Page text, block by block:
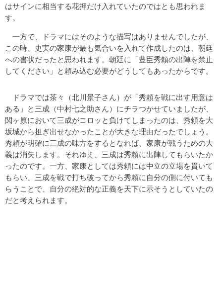
はサインに相当する花押だけ入れていたのではとも思われま
す。
一方で、ドラマにはそのような描写はありませんでしたが、
この時、史実の家康が最も気合いを入れて作成したのは、朝廷
への書状だったと思われます。朝廷に「豊臣秀頼の出陣を禁止
してください」と頼み込む必要がどうしてもあったからです。
ドラマでは茶々（北川景子さん）が「秀頼を戦に出す用意は
ある」と三成（中村七之助さん）にチラつかせていましたが、
関ヶ原において三成がコロッと負けてしまったのは、秀頼を大
坂城から担ぎ出せなかったことが大きな理由だったでしょう。
秀頼が明確に三成の味方をするとなれば、家康が戦うための大
義は消失します。それゆえ、三成は秀頼に出陣してもらいたか
ったのです。一方、家康としては秀頼には中立の立場を貫いて
もらい、三成を戦で打ち破ってから秀頼に自分の側に付いても
らうことで、自分の絶対的な正義を天下に示そうとしていたの
だと考えられます。